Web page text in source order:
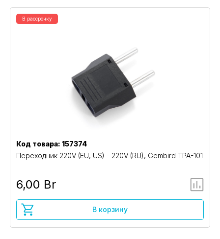
В рассрочку
Код товара: 157374
Переходник 220V (EU, US) - 220V (RU), Gembird TPA-101
6,00 Br
В корзину